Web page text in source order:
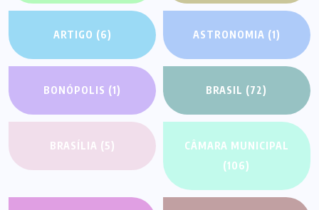
ARTIGO (6) ASTRONOMIA (1)
BONÓPOLIS (1) BRASIL (72)
BRASÍLIA (5)
CÂMARA MUNICIPAL
(106)